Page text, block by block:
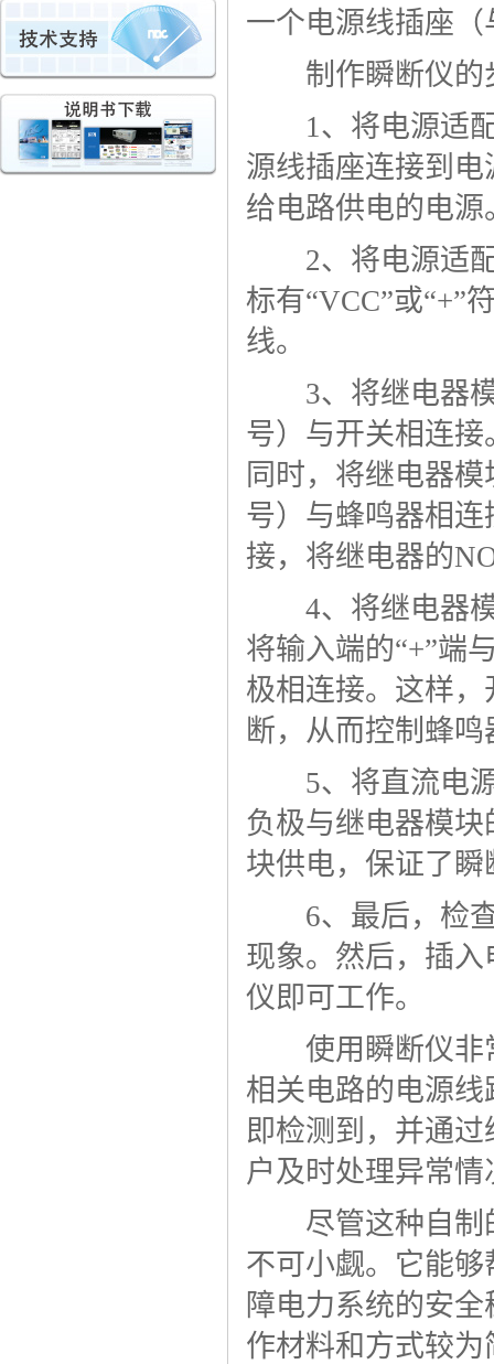
一个电源线插座
制作瞬断仪的
1、将电源适配
源线插座连接到
给电路供电的电源
2、将电源适配
标有“VCC”或“+”
线。
3、将继电器模
号）与开关相连接
同时，将继电器
号）与蜂鸣器相
接，将继电器的
4、将继电器模
将输入端的“+”端
极相连接。这样
断，从而控制蜂
5、将直流电源
负极与继电器模
块供电，保证了
6、最后，检查
现象。然后，插
仪即可工作。
使用瞬断仪非常
相关电路的电源
即检测到，并通
户及时处理异常情
尽管这种自制的
不可小觑。它能
障电力系统的安
作材料和方式较